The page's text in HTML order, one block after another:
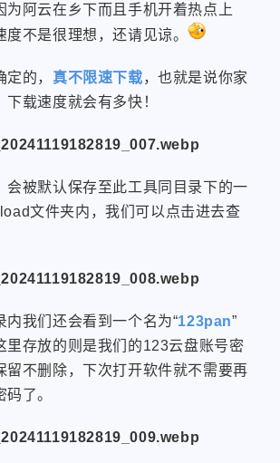
微信 支付宝
为阿云在乡下而且手机开着热点上
度不是很理想，还请见谅。
的， 真不限速下载，也就是说你家
下载速度就会有多快！
会被默认保存至此工具同目录下的一
文件夹内，我们可以点击进去查
内我们还会看到一个名为“123pan”
里存放的则是我们的123云盘账号密
留不删除，下次打开软件就不需要再
了。